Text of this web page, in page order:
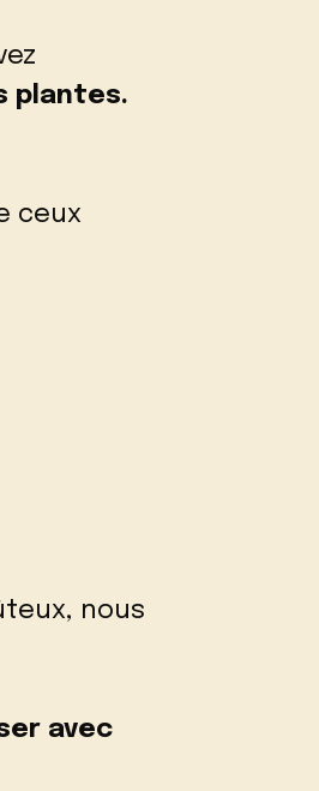
plantes.
ceux
nous
avec